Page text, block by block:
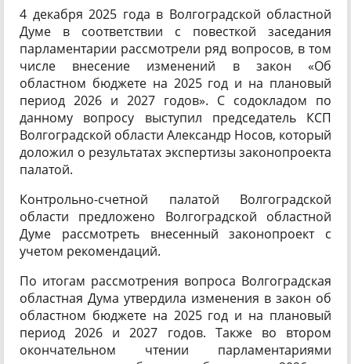
4 декабря 2025 года в Волгоградской областной
Думе в соответствии с повесткой заседания
парламентарии рассмотрели ряд вопросов, в том
числе внесение изменений в закон «Об
областном бюджете на 2025 год и на плановый
период 2026 и 2027 годов». С содокладом по
данному вопросу выступил председатель КСП
Волгоградской области Александр Носов, который
доложил о результатах экспертизы законопроекта
палатой.
Контрольно-счетной палатой Волгоградской
области предложено Волгоградской областной
Думе рассмотреть внесенный законопроект с
учетом рекомендаций.
По итогам рассмотрения вопроса Волгоградская
областная Дума утвердила изменения в закон об
областном бюджете на 2025 год и на плановый
период 2026 и 2027 годов. Также во втором
окончательном чтении парламентариями